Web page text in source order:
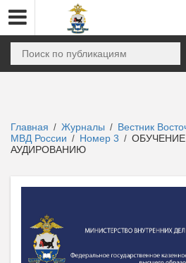
Главная / Журналы / Вестник
МВД России / Номер 3 /
АУДИРОВАНИЮ